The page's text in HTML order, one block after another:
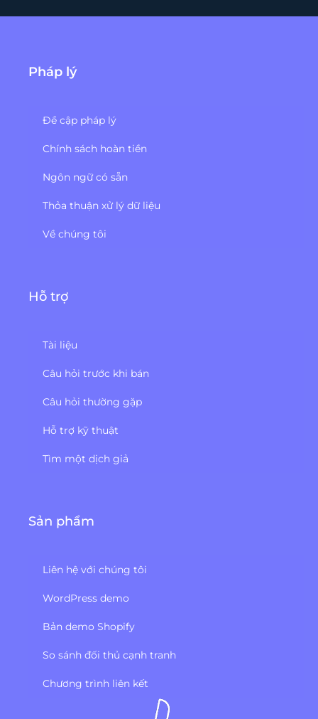
Pháp lý
Đề cập pháp lý
Chính sách hoàn tiền
Ngôn ngữ có sẵn
Thỏa thuận xử lý dữ liệu
Về chúng tôi
Hỗ trợ
Tài liệu
Câu hỏi trước khi bán
Câu hỏi thường gặp
Hỗ trợ kỹ thuật
Tìm một dịch giả
Sản phẩm
Liên hệ với chúng tôi
WordPress demo
Bản demo Shopify
So sánh đối thủ cạnh tranh
Chương trình liên kết